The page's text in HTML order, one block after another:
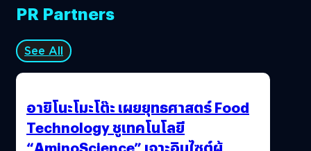
PR Partners
See All
อายิโนะโมะโต๊ะ เผยยุทธศาสตร์ Food
Technology ชูเทคโนโลยี